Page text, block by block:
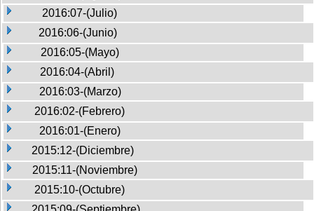
2016:07-(Julio)
2016:06-(Junio)
2016:05-(Mayo)
2016:04-(Abril)
2016:03-(Marzo)
2016:02-(Febrero)
2016:01-(Enero)
2015:12-(Diciembre)
2015:11-(Noviembre)
2015:10-(Octubre)